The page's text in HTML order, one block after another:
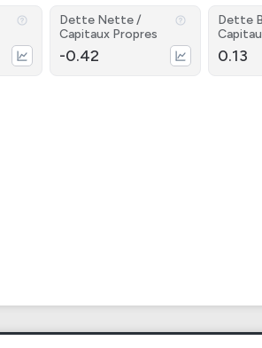
Dette Nette /
Capitaux Propres
-0.42
Dette
0.13